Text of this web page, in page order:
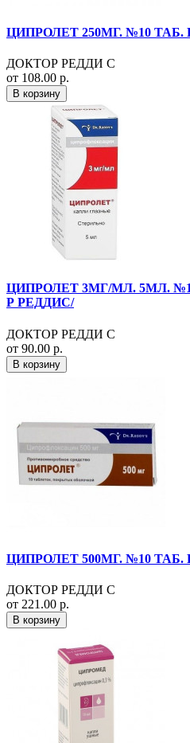
ЦИПРОЛЕТ 250МГ. №10 ТАБ.
ДОКТОР РЕДДИ С
от 108.00 р.
В корзину
ЦИПРОЛЕТ 3МГ/МЛ. 5МЛ.
Р РЕДДИС/
ДОКТОР РЕДДИ С
от 90.00 р.
В корзину
ЦИПРОЛЕТ 500МГ. №10 ТАБ.
ДОКТОР РЕДДИ С
от 221.00 р.
В корзину